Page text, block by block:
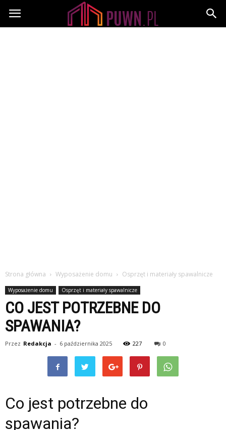
PUWN.pl
Strona główna Wyposażenie domu Osprzęt i materiały spawalnicze
Wyposażenie domu Osprzęt i materiały spawalnicze
CO JEST POTRZEBNE DO
SPAWANIA?
Przez Redakcja - 6 października 2025 227 0
Co jest potrzebne do
spawania?